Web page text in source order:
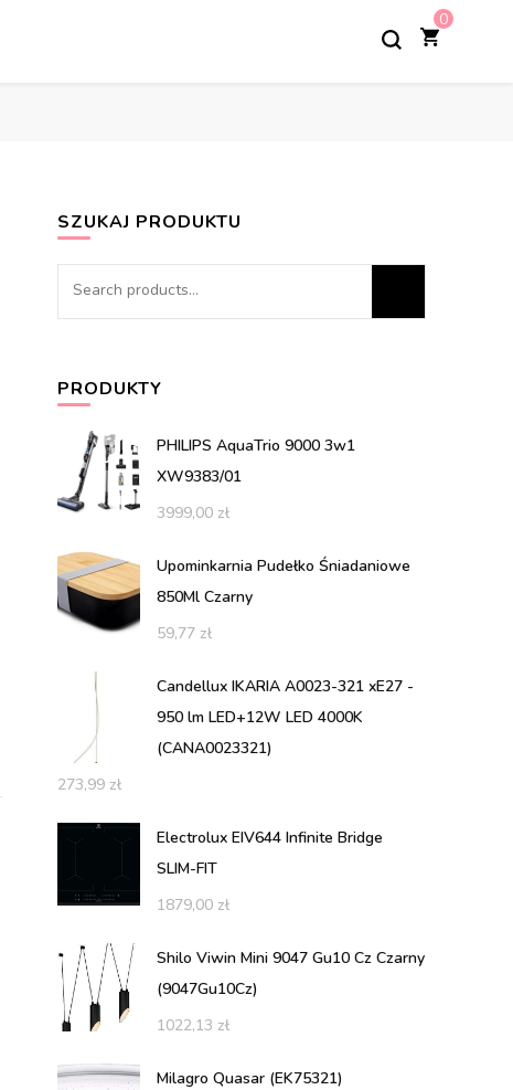
0
SZUKAJ PRODUKTU
Search
PRODUKTY
PHILIPS AquaTrio 9000 3w1
XW9383/01
3999,00 zł
Upominkarnia Pudełko Śniadaniowe
850Ml Czarny
59,77 zł
Candellux IKARIA A0023-321 xE27 -
950 lm LED+12W LED 4000K
(CANA0023321)
273,99 zł
Electrolux EIV644 Infinite Bridge
SLIM-FIT
1879,00 zł
Shilo Viwin Mini 9047 Gu10 Cz Czarny
(9047Gu10Cz)
1022,13 zł
Milagro Quasar (EK75321)